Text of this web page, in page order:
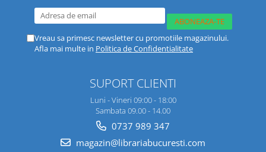
Vreau sa primesc newsletter cu promotiile magazinului.
Afla mai multe in Politica de Confidentialitate
SUPORT CLIENTI
Luni - Vineri 09:00 - 18:00
Sambata 09.00 - 14.00
0737 989 347
magazin@librariabucuresti.com